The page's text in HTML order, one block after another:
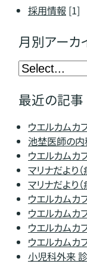
採用情報 [1]
月別アーカ
最近の記事
ウエルカムカ
池埜医師の内
ウエルカムカ
マリナだより
マリナだより
ウエルカムカ
ウエルカムカ
ウエルカムカ
ウエルカムカ
小児科外来